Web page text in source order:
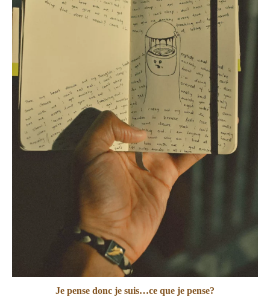
Je pense donc je suis…ce que je pense?